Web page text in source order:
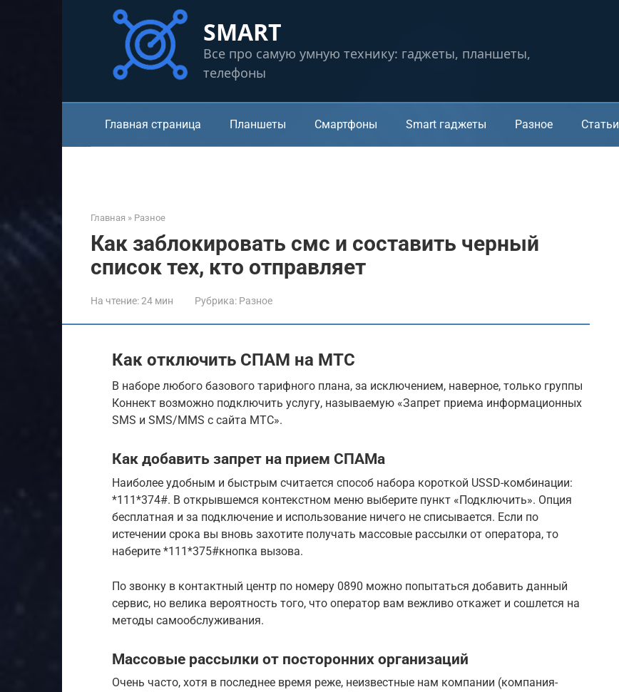
SMART
Все про самую умную технику: гаджеты, планшеты,
телефоны
Главная страница Планшеты Смартфоны Smart гаджеты Разное Статьи
Главная » Разное
Как заблокировать смс и составить черный
список тех, кто отправляет
На чтение:24 мин Рубрика: Разное
Как отключить СПАМ на МТС
В наборе любого базового тарифного плана, за исключением, наверное, только группы
Коннект возможно подключить услугу, называемую «Запрет приема информационных
SMS и SMS/MMS с сайта МТС».
Как добавить запрет на прием СПАМа
Наиболее удобным и быстрым считается способ набора короткой USSD-комбинации:
*111*374#. В открывшемся контекстном меню выберите пункт «Подключить». Опция
бесплатная и за подключение и использование ничего не списывается. Если по
истечении срока вы вновь захотите получать массовые рассылки от оператора, то
наберите *111*375#кнопка вызова.
По звонку в контактный центр по номеру 0890 можно попытаться добавить данный
сервис, но велика вероятность того, что оператор вам вежливо откажет и сошлется на
методы самообслуживания.
Массовые рассылки от посторонних организаций
Очень часто, хотя в последнее время реже, неизвестные нам компании (компания-